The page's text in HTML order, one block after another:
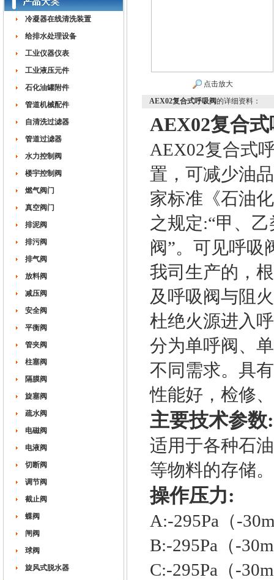
冷凝器在线清洗装置
给排水处理设备
工业仪器仪表
工业液压元件
石化油罐附件
管道机械配件
自清洗过滤器
管道过滤器
水力控制阀
楼宇控制阀
燃气阀门
真空阀门
排泥阀
排污阀
排气阀
放料阀
减压阀
安全阀
平衡阀
管夹阀
柱塞阀
隔膜阀
旋塞阀
疏水阀
电磁阀
电液阀
切断阀
调节阀
截止阀
蝶阀
闸阀
球阀
旋风式脱水器
点击放大
AEX02复合式呼吸阀的详细资料：
AEX02复合
AEX02复合式
置，可减少油
家标准《石油
之规定:“甲、
阀”。可见呼吸
我司生产的，
及呼吸阀与阻
杜绝火源进入
分为单呼阀、
不同需求。具
性能好，检修
主要技术参数:
适用于各种石
等物料的存储。
操作压力:
A:-295Pa（-
B:-295Pa（-
C:-295Pa（-